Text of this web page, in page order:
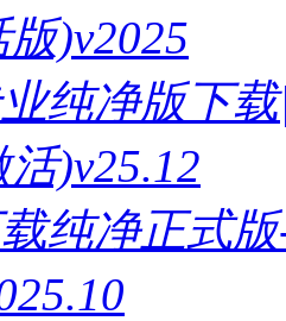
)v2025
纯净版下
)v25.12
纯净正式